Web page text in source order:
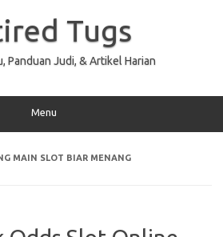
Tugs
Panduan Judi, & Artikel Harian
Menu
MAIN SLOT BIAR MENANG